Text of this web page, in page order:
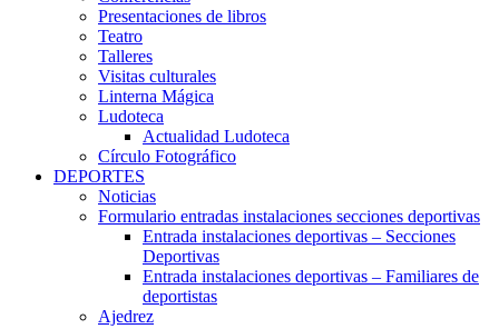
Presentaciones de libros
Teatro
Talleres
Visitas culturales
Linterna Mágica
Ludoteca
Actualidad Ludoteca
Círculo Fotográfico
DEPORTES
Noticias
Formulario entradas instalaciones secciones deportivas
Entrada instalaciones deportivas – Secciones
Deportivas
Entrada instalaciones deportivas – Familiares de
deportistas
Ajedrez